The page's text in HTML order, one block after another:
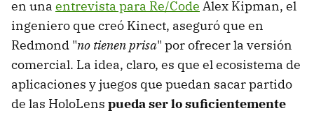
en una entrevista para Re/Code Alex Kipman, el
ingeniero que creó Kinect, aseguró que en
Redmond "no tienen prisa" por ofrecer la versión
comercial. La idea, claro, es que el ecosistema de
aplicaciones y juegos que puedan sacar partido
de las HoloLens pueda ser lo suficientemente